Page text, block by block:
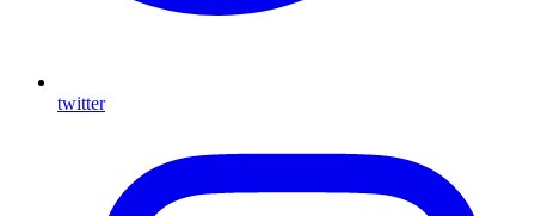
twitter